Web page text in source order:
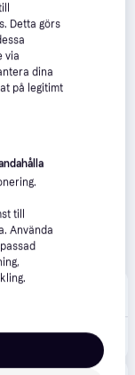
Pirelli P Zero PZ5 ( 245/45 ZR18 (100Y) XL med fälgskyddslist (MFS) )1 736 kr
Detta görs
via
dina
på legitimt
till
Använda